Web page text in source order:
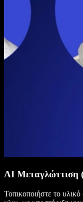
AI Μεταγλώττιση
Τοπικοποιήστε το